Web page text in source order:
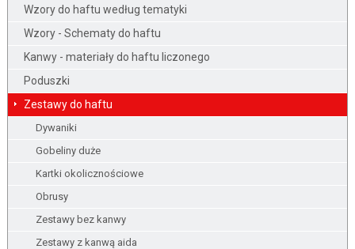
Wzory do haftu według tematyki
Wzory - Schematy do haftu
Kanwy - materiały do haftu liczonego
Poduszki
Zestawy do haftu
Dywaniki
Gobeliny duże
Kartki okolicznościowe
Obrusy
Zestawy bez kanwy
Zestawy z kanwą aida